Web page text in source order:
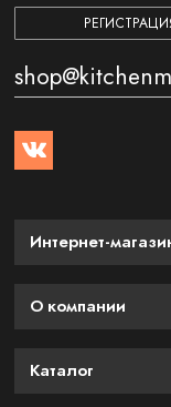
Интернет-
О компании
Каталог